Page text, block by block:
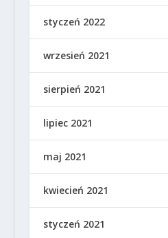
styczeń 2022
wrzesień 2021
sierpień 2021
lipiec 2021
maj 2021
kwiecień 2021
styczeń 2021